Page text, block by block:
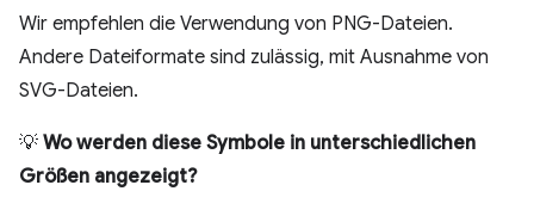
Wir empfehlen die Verwendung von PNG-Dateien.
Andere Dateiformate sind zulässig, mit Ausnahme von
SVG-Dateien.
💡 Wo werden diese Symbole in unterschiedlichen
Größen angezeigt?